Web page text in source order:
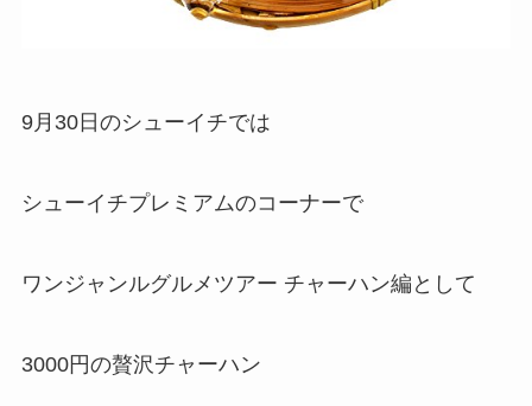
9月30日のシューイチでは
シューイチプレミアムのコーナーで
ワンジャンルグルメツアー チャーハン編として
3000円の贅沢チャーハン